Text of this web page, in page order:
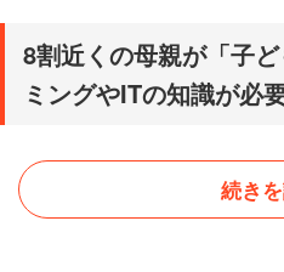
8割近くの母親が「子
ミングやITの知識が必
続き